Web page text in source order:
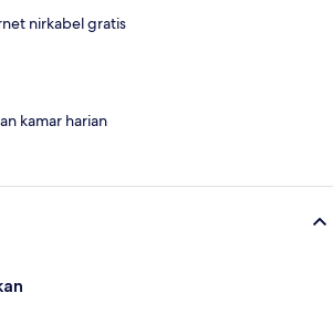
nirkabel gratis
kamar harian